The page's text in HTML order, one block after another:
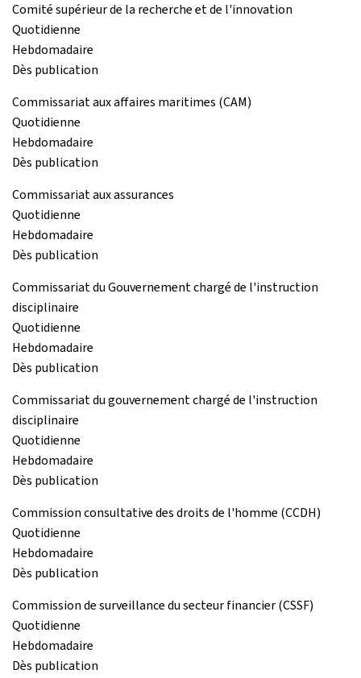
Comité supérieur de la recherche et de l'innovation
Quotidienne
Hebdomadaire
Dès publication
Commissariat aux affaires maritimes (CAM)
Quotidienne
Hebdomadaire
Dès publication
Commissariat aux assurances
Quotidienne
Hebdomadaire
Dès publication
Commissariat du Gouvernement chargé de l'instruction
disciplinaire
Quotidienne
Hebdomadaire
Dès publication
Commissariat du gouvernement chargé de l'instruction
disciplinaire
Quotidienne
Hebdomadaire
Dès publication
Commission consultative des droits de l'homme (CCDH)
Quotidienne
Hebdomadaire
Dès publication
Commission de surveillance du secteur financier (CSSF)
Quotidienne
Hebdomadaire
Dès publication